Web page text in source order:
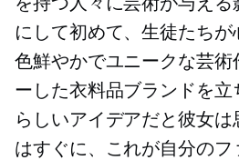
にして初めて、生徒たちが
色鮮やかでユニークな芸術
ーした衣料品ブランドを
らしいアイデアだと彼女
はすぐに、これが自分のフ